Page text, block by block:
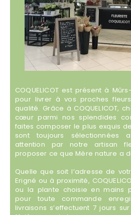
COQUELICOT est présent à
pour livrer à vos proches
qualité. Grâce à COQUELICOT,
cœur parmi nos splendides
faites composer le plus exquis
sont toujours sélectionnées
attention par notre artisan
proposer ce que Mère nature a
Quelle que soit l’adresse de
Erigné ou à proximité,
ou la plante choisie en mains
pour toute commande
livraisons s’effectuent 7 jours